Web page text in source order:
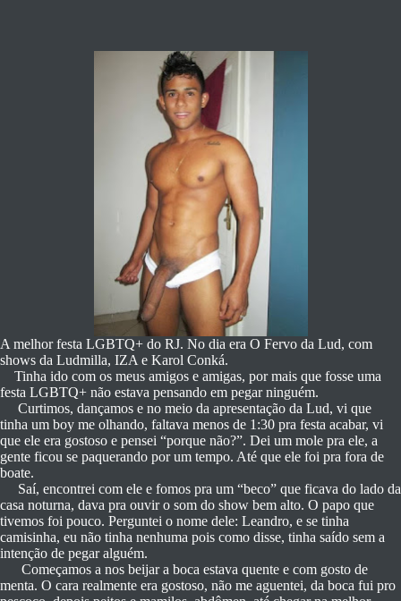
A melhor festa LGBTQ+ do RJ. No dia era O Fervo da Lud, com
shows da Ludmilla, IZA e Karol Conká.
Tinha ido com os meus amigos e amigas, por mais que fosse uma
festa LGBTQ+ não estava pensando em pegar ninguém.
Curtimos, dançamos e no meio da apresentação da Lud, vi que
tinha um boy me olhando, faltava menos de 1:30 pra festa acabar, vi
que ele era gostoso e pensei “porque não?”. Dei um mole pra ele, a
gente ficou se paquerando por um tempo. Até que ele foi pra fora de
boate.
Saí, encontrei com ele e fomos pra um “beco” que ficava do lado da
casa noturna, dava pra ouvir o som do show bem alto. O papo que
tivemos foi pouco. Perguntei o nome dele: Leandro, e se tinha
camisinha, eu não tinha nenhuma pois como disse, tinha saído sem a
intenção de pegar alguém.
Começamos a nos beijar a boca estava quente e com gosto de
menta. O cara realmente era gostoso, não me aguentei, da boca fui pro